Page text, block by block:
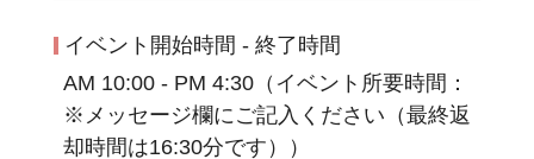
イベント開始時間 - 終了時間
AM 10:00 - PM 4:30（イベント所要時間：
※メッセージ欄にご記入ください（最終返
却時間は16:30分です））